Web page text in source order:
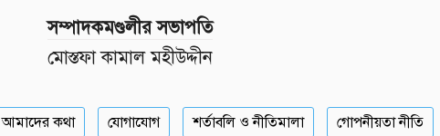
সম্পাদকমণ্ডলীর সভাপতি
মোস্তফা কামাল মহীউদ্দীন
আমাদের কথা যোগাযোগ শর্তাবলি ও নীতিমালা গোপনীয়তা নীতি